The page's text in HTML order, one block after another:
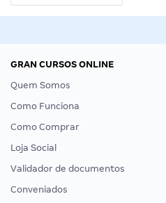
GRAN CURSOS ONLINE
Quem Somos
Como Funciona
Como Comprar
Loja Social
Validador de documentos
Conveniados